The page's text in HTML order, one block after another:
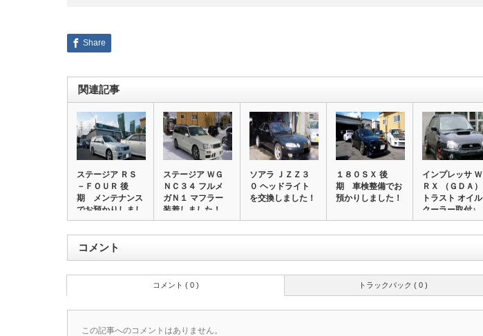
Share
関連記事
ステージア ＲＳ
－ＦＯＵＲ 後
期 メンテナンス
でお預かりしまし
た…
ステージア ＷＧ
ＮＣ３４ フルメ
ガＮ１ マフラー
装着しました！
ソアラ ＪＺＺ３
０ ヘッドライト
を交換しました！
１８０ＳＸ 後
期 車検整備でお
預かりしました！
インプレッサ Ｗ
ＲＸ （ＧＤＡ）
トラスト オイル
クーラー取付♪…
コメント
トラックバック ( 0 )
コメント ( 0 )
この記事へのコメントはありません。